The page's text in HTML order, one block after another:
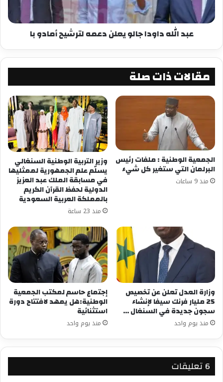
معجب بهذه:
عبد الله داودا جالو يعلن دعمه لترشيح أمادو با
مقالات ذات صلة
الجمعية الوطنية : ملفات رئيس
البرلمان التي ستغير كل شيء
منذ 9 ساعات
وزير التربية الوطنية السنغالي
يسلّم علم الجمهورية لممثليها
في مسابقة الملك عبد العزيز
الدولية لحفظ القرآن الكريم
بالمملكة العربية السعودية
منذ 23 ساعة
وزارة العدل تعلن عن تخصيص
25 مليار فرنك سيفا لإنشاء
سجون جديدة في السنغال …
منذ يوم واحد
إجتماع حاسم لمكتب الجمعية
الوطنية:هل يمهد لافتتاح دورة
استثنائية
منذ يوم واحد
‫6 تعليقات